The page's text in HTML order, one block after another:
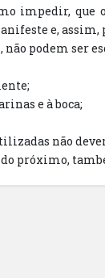
impedir, que
e,
podem ser
e à boca;
não
do próximo,